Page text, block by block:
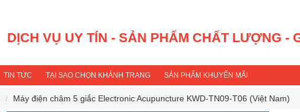
DỊCH VỤ UY TÍN - SẢN PHẨM CHẤT LƯỢNG -
TIN TỨC TẠI SAO CHỌN KHÁNH TRANG SẢN PHẨM KHUYẾN MÃI
Máy điện châm 5 giắc Electronic Acupuncture KWD-TN09-T06 (Việt Nam)